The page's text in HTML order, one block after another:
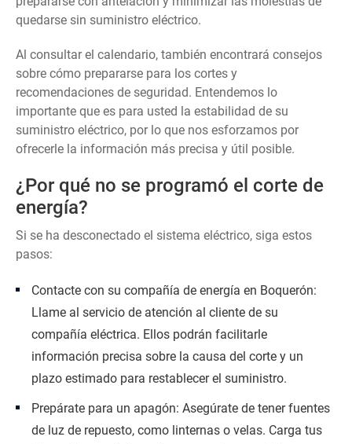
quedarse sin suministro eléctrico.
Al consultar el calendario, también encontrará consejos
sobre cómo prepararse para los cortes y
recomendaciones de seguridad. Entendemos lo
importante que es para usted la estabilidad de su
suministro eléctrico, por lo que nos esforzamos por
ofrecerle la información más precisa y útil posible.
¿Por qué no se programó el corte de
energía?
Si se ha desconectado el sistema eléctrico, siga estos
pasos:
Contacte con su compañía de energía en Boquerón:
Llame al servicio de atención al cliente de su
compañía eléctrica. Ellos podrán facilitarle
información precisa sobre la causa del corte y un
plazo estimado para restablecer el suministro.
Prepárate para un apagón: Asegúrate de tener fuentes
de luz de repuesto, como linternas o velas. Carga tus